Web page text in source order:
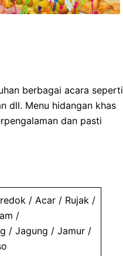
berbagai acara seperti
dll. Menu hidangan khas
dan pasti
/ Acar / Rujak /
/
/ Jagung / Jamur /